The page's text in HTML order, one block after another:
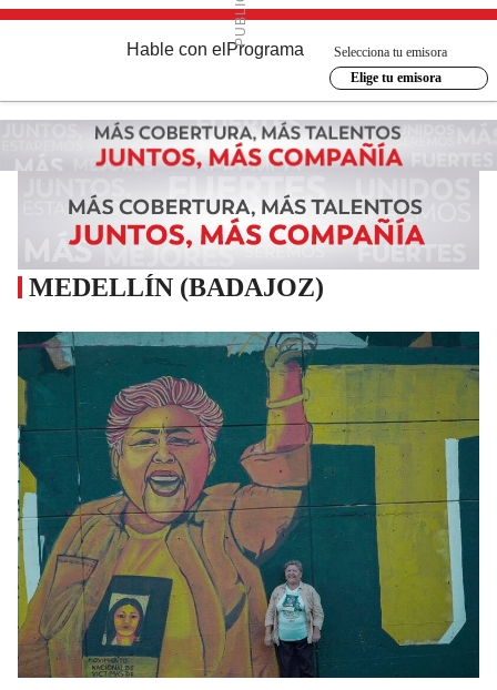
Hable con el Programa
Selecciona tu emisora
Elige tu emisora
MEDELLÍN (BADAJOZ)